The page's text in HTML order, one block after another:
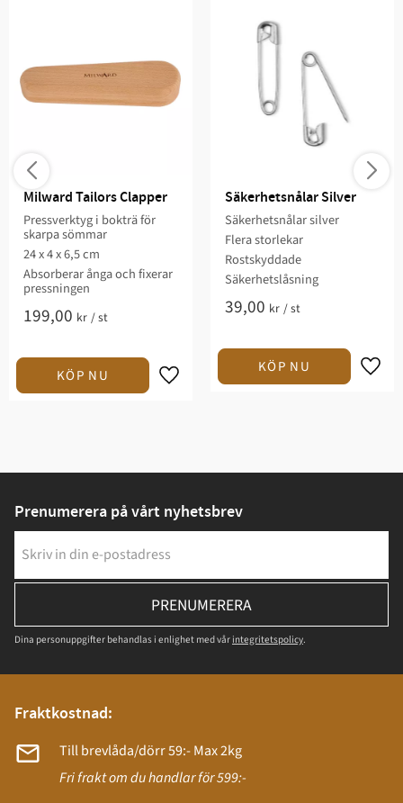
Milward Tailors Clapper
Pressverktyg i bokträ för
skarpa sömmar
24 x 4 x 6,5 cm
Absorberar ånga och fixerar
pressningen
199,00 kr /st
Säkerhetsnålar Silver
Säkerhetsnålar silver
Flera storlekar
Rostskyddade
Säkerhetslåsning
39,00 kr /st
Prenumerera på vårt nyhetsbrev
PRENUMERERA
Dina personuppgifter behandlas i enlighet med vår integritetspolicy.
Fraktkostnad:
Till brevlåda/dörr 59:- Max 2kg
Fri frakt om du handlar för 599:-